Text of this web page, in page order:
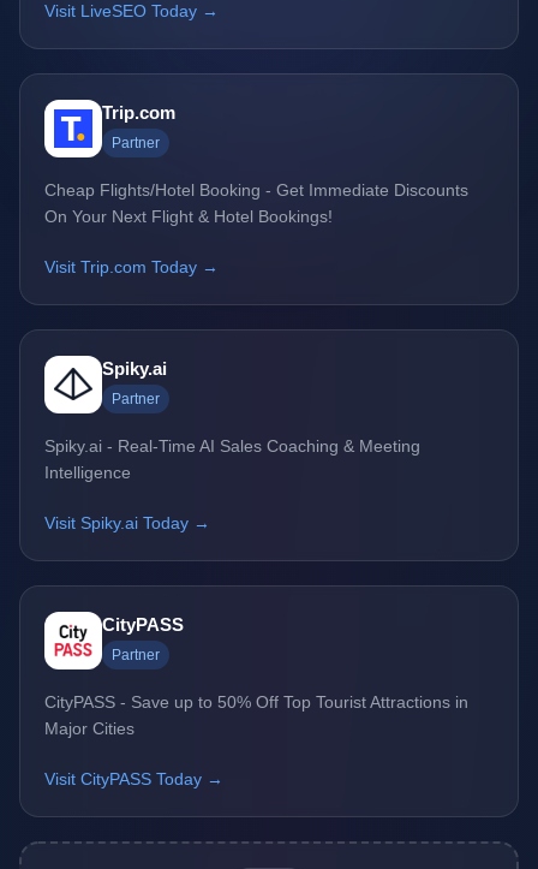
Visit LiveSEO Today →
Trip.com
Partner
Cheap Flights/Hotel Booking - Get Immediate Discounts
On Your Next Flight & Hotel Bookings!
Visit Trip.com Today →
Spiky.ai
Partner
Spiky.ai - Real-Time AI Sales Coaching & Meeting
Intelligence
Visit Spiky.ai Today →
CityPASS
Partner
CityPASS - Save up to 50% Off Top Tourist Attractions in
Major Cities
Visit CityPASS Today →